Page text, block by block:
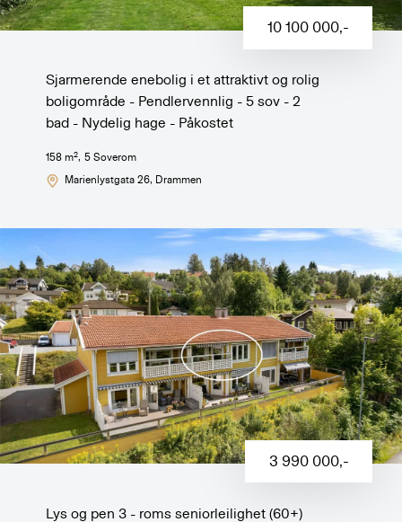
10 100 000,-
Sjarmerende enebolig i et attraktivt og rolig
boligområde - Pendlervennlig - 5 sov - 2
bad - Nydelig hage - Påkostet
158 m2, 5Soverom
Marienlystgata 26, Drammen
3 990 000,-
Lys og pen 3 - roms seniorleilighet (60+)